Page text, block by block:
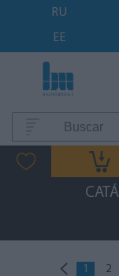
RU
EE
1 2